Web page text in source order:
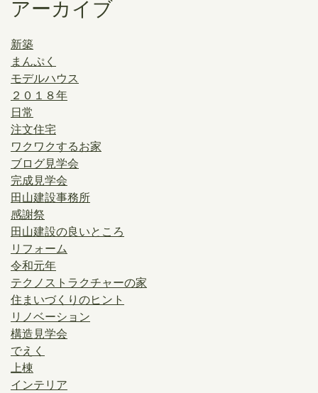
アーカイブ
新築
まんぷく
モデルハウス
２０１８年
日常
注文住宅
ワクワクするお家
ブログ見学会
完成見学会
田山建設事務所
感謝祭
田山建設の良いところ
リフォーム
令和元年
テクノストラクチャーの家
住まいづくりのヒント
リノベーション
構造見学会
でえく
上棟
インテリア